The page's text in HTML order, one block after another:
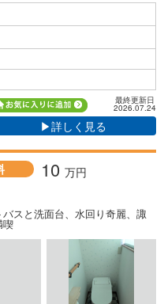
最終更新日
2026.07.24
▶詳しく見る
10 万円
スと洗面台、水回り奇麗、諏
喫